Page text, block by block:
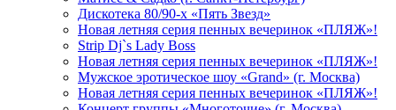
Дискотека 80/90-х «Пять Звезд»
Новая летняя серия пенных вечеринок «ПЛЯЖ»!
Strip Dj`s Lady Boss
Новая летняя серия пенных вечеринок «ПЛЯЖ»!
Мужское эротическое шоу «Grand» (г. Москва)
Новая летняя серия пенных вечеринок «ПЛЯЖ»!